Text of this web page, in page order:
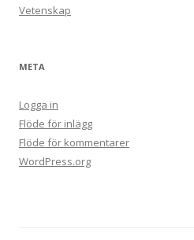
Vetenskap
META
Logga in
Flöde för inlägg
Flöde för kommentarer
WordPress.org